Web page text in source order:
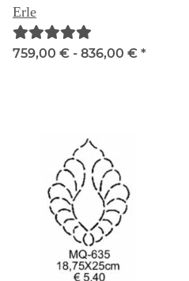
Erle
759,00 € - 836,00 € *